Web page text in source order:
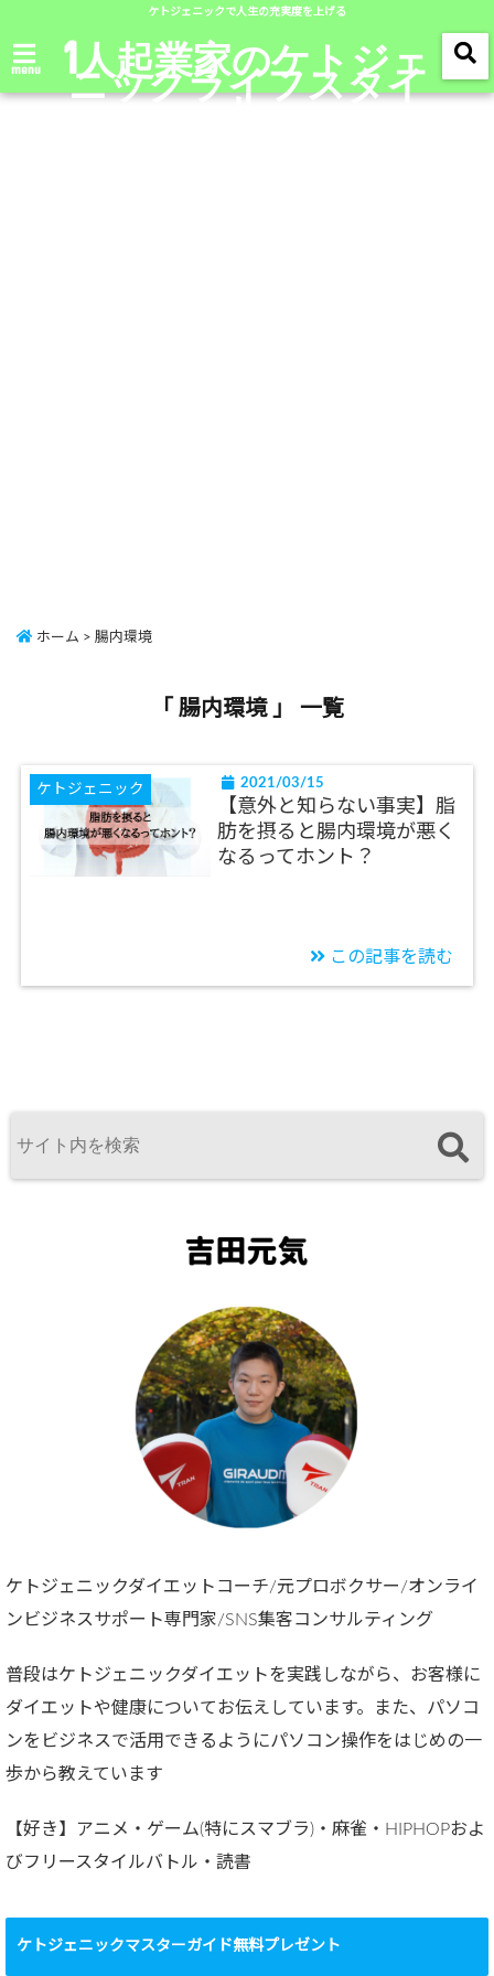
ケトジェニックで人生の充実度を上げる
menu 1人起業家のケトジェ
ニックライフスタイ
ル
ホーム > 腸内環境
「 腸内環境 」 一覧
ケトジェニック 2021/03/15
【意外と知らない事実】脂
肪を摂ると腸内環境が悪く
なるってホント？
この記事を読む
ケトジェニックダイエットコーチ/元プロボクサー/オンライ
ンビジネスサポート専門家/SNS集客コンサルティング
普段はケトジェニックダイエットを実践しながら、お客様に
ダイエットや健康についてお伝えしています。また、パソコ
ンをビジネスで活用できるようにパソコン操作をはじめの一
歩から教えています
【好き】アニメ・ゲーム(特にスマブラ)・麻雀・HIPHOPおよ
びフリースタイルバトル・読書
ケトジェニックマスターガイド無料プレゼント